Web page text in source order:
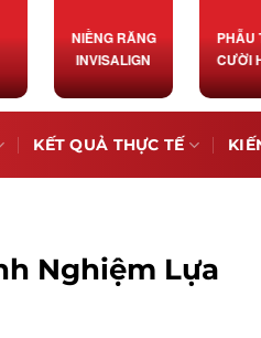
NIỀNG RĂNG
INVISALIGN
PHẪU
CƯỜI
KẾT QUẢ THỰC TẾ
Nghiệm Lựa